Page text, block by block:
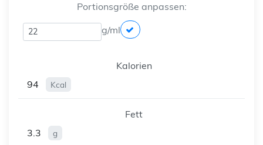
Portionsgröße anpassen:
g/ml
Kalorien
94
Kcal
Fett
3.3
g